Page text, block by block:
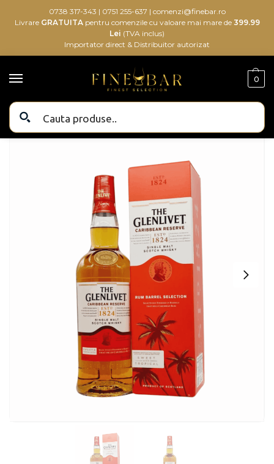
0738 317-343 | 0751 255-637 | comenzi@finebar.ro
Livrare GRATUITA pentru comenzile cu valoare mai mare de399.99
Lei (TVA inclus)
Importator direct & Distribuitor autorizat
0
Bauturi alcoolice Bauturi